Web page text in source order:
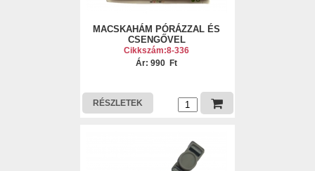
MACSKAHÁM PÓRÁZZAL ÉS
CSENGŐVEL
Cikkszám:8-336
Ár: 990 Ft
RÉSZLETEK